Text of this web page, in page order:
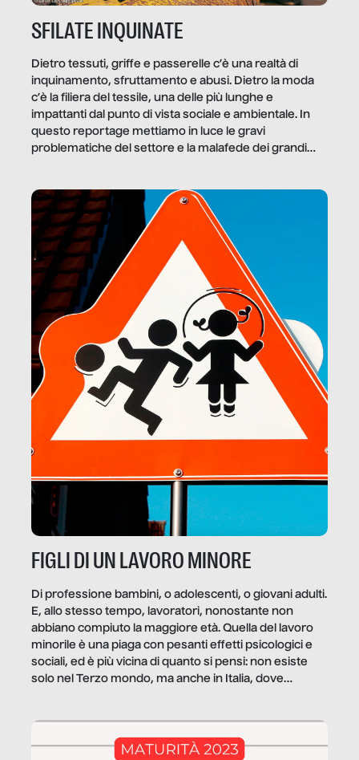
SFILATE INQUINATE
Dietro tessuti, griffe e passerelle c’è una realtà di
inquinamento, sfruttamento e abusi. Dietro la moda
c’è la filiera del tessile, una delle più lunghe e
impattanti dal punto di vista sociale e ambientale. In
questo reportage mettiamo in luce le gravi
problematiche del settore e la malafede dei grandi
FIGLI DI UN LAVORO MINORE
Di professione bambini, o adolescenti, o giovani adulti.
E, allo stesso tempo, lavoratori, nonostante non
abbiano compiuto la maggiore età. Quella del lavoro
minorile è una piaga con pesanti effetti psicologici e
sociali, ed è più vicina di quanto si pensi: non esiste
solo nel Terzo mondo, ma anche in Italia, dove